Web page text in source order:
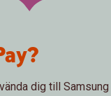
dig till Samsung